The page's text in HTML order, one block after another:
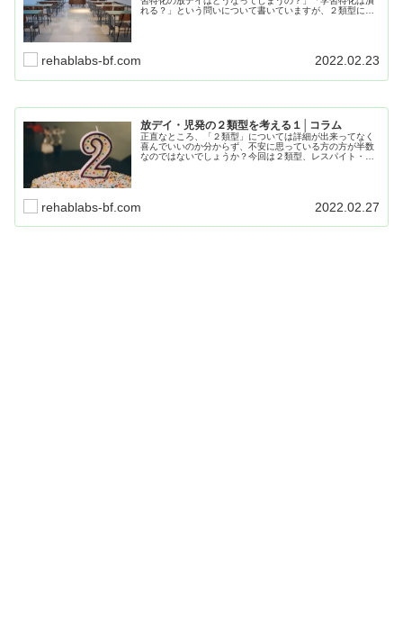
れる？」という問いについて書いていますが、２類型につ
rehablabs-bf.com 2022.02.23
放デイ・児発の２類型を考える１│コラム
正直なところ、「２類型」については詳細が出来ってなく
喜んでいいのか分からず、不安に思っている方の方が半数
なのではないでしょうか？今回は２類型、レスパイト・ケ
rehablabs-bf.com 2022.02.27